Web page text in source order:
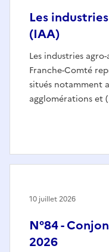
Les
(IAA)
Les industries
Franche-Comté
situés notamment
agglomérations et
N°84 -
2026
10 juillet 2026